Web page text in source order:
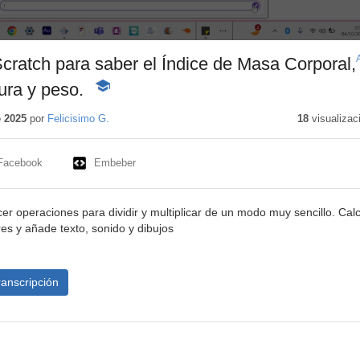
para saber el Índice de Masa Corporal,
y peso.
-
educativo
por Felicisimo G. 18
Embeber
operaciones para dividir y multiplicar de un modo muy sencillo.
y añade texto, sonido y dibujos